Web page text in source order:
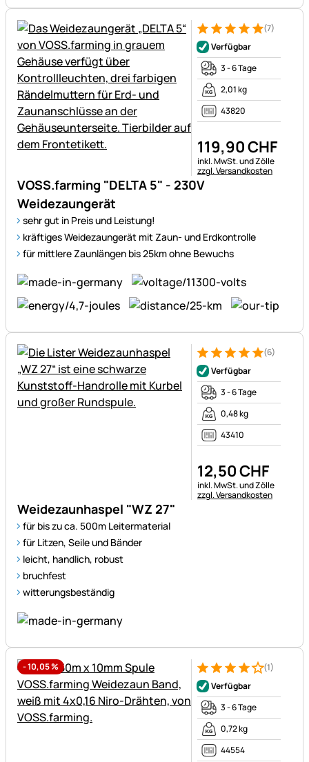
VOSS.farming "DELTA 5" - 230V
Weidezaungerät
sehr gut in Preis und Leistung!
kräftiges Weidezaungerät mit Zaun- und Erdkontrolle
für mittlere Zaunlängen bis 25km ohne Bewuchs
Bewertung: 5 von 5 (7
7 Bewertungen
(7)
Verfügbar
3 - 6 Tage
2,01 kg
43820
119,90CHF
Steuerhinweis:
inkl. MwSt. und Zölle
zzgl. Versandkosten
Weidezaunhaspel "WZ 27"
für bis zu ca. 500m Leitermaterial
für Litzen, Seile und Bänder
leicht, handlich, robust
bruchfest
witterungsbeständig
Bewertung: 5 von 5 (6
6 Bewertungen
(6)
Verfügbar
3 - 6 Tage
0,48 kg
43410
12,50CHF
Steuerhinweis:
inkl. MwSt. und Zölle
zzgl. Versandkosten
-10,05% Bewertung: 4 von 5 (1
1 Bewertung
(1)
Verfügbar
3 - 6 Tage
0,72 kg
44554